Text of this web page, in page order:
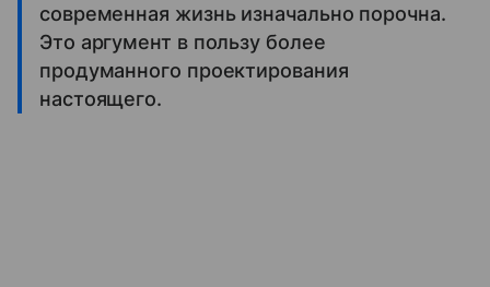
современная жизнь изначально порочна.
Это аргумент в пользу более
продуманного проектирования
настоящего.